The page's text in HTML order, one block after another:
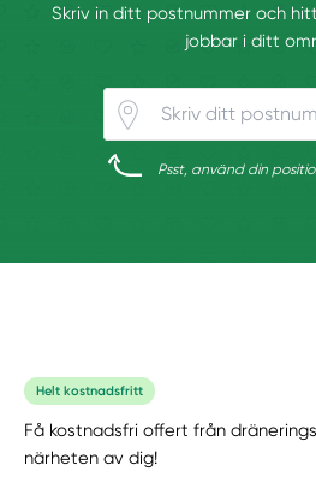
Skriv in ditt postnummer och
jobbar i ditt
Psst, använd din
Helt kostnadsfritt
Få kostnadsfri offert från
närheten av dig!